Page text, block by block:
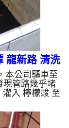
龍新路 清洗
本公司驅車至
現管路幾乎堵
入 檸檬酸 至
，啟動 螺旋
洗就越深，石
，出水量恢復